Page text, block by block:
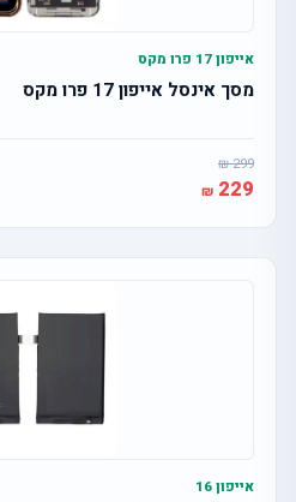
אייפון 17 פרו מקס
מסך אינסל אייפון 17 פרו מקס
299
229
אייפון 16